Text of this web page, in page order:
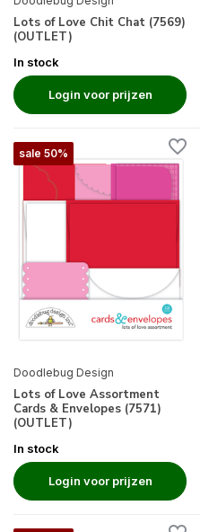
Lots of Love Chit Chat (7569)
(OUTLET)
In stock
Login voor prijzen
sale 50%
Doodlebug Design
Lots of Love Assortment
Cards & Envelopes (7571)
(OUTLET)
In stock
Login voor prijzen